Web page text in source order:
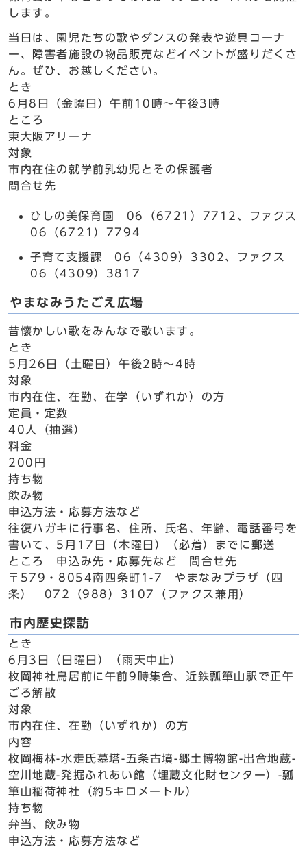
します。
当日は、園児たちの歌やダンスの発表や遊具コーナ
ー、障害者施設の物品販売などイベントが盛りだくさ
ん。ぜひ、お越しください。
とき
6月8日（金曜日）午前10時～午後3時
ところ
東大阪アリーナ
対象
市内在住の就学前乳幼児とその保護者
問合せ先
ひしの美保育園 06（6721）7712、ファクス
06（6721）7794
子育て支援課 06（4309）3302、ファクス
06（4309）3817
やまなみうたごえ広場
昔懐かしい歌をみんなで歌います。
とき
5月26日（土曜日）午後2時～4時
対象
市内在住、在勤、在学（いずれか）の方
定員・定数
40人（抽選）
料金
200円
持ち物
飲み物
申込方法・応募方法など
往復ハガキに行事名、住所、氏名、年齢、電話番号を
書いて、5月17日（木曜日）（必着）までに郵送
ところ 申込み先・応募先など 問合せ先
〒579・8054南四条町1-7 やまなみプラザ（四
条） 072（988）3107（ファクス兼用）
市内歴史探訪
とき
6月3日（日曜日）（雨天中止）
枚岡神社鳥居前に午前9時集合、近鉄瓢箪山駅で正午
ごろ解散
対象
市内在住、在勤（いずれか）の方
内容
枚岡梅林-水走氏墓塔-五条古墳-郷土博物館-出合地蔵-
空川地蔵-発掘ふれあい館（埋蔵文化財センター）-瓢
箪山稲荷神社（約5キロメートル）
持ち物
弁当、飲み物
申込方法・応募方法など